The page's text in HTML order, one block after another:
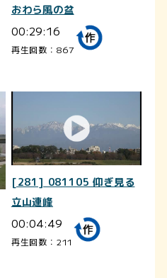
おわら風の盆
00:29:16
再生回数：867
[281] 081105 仰ぎ見る
立山連峰
00:04:49
再生回数：211